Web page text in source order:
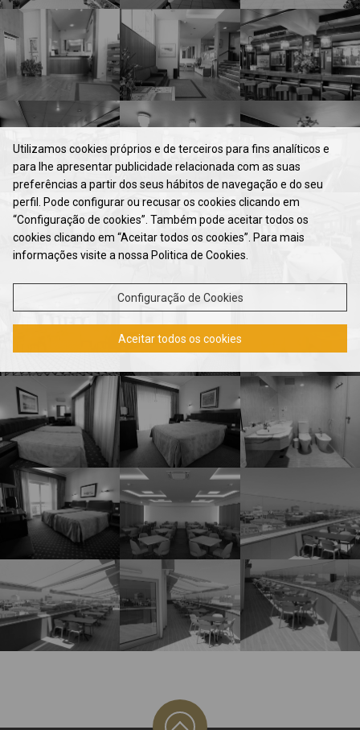
HOTEL
QUARTOS & SUÍTES
REUNIÕES & EVENTOS
PROGRAMAS
CONTATOS
Utilizamos cookies próprios e de terceiros para fins analíticos e
para lhe apresentar publicidade relacionada com as suas
preferências a partir dos seus hábitos de navegação e do seu
perfil. Pode configurar ou recusar os cookies clicando em
“Configuração de cookies”. Também pode aceitar todos os
cookies clicando em “Aceitar todos os cookies”. Para mais
informações visite a nossa Politica de Cookies.
Configuração de Cookies
Aceitar todos os cookies